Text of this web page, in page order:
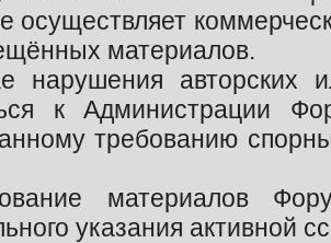
осуществляет
материалов.
нарушения авторских
к Администрации
требованию
материалов
указания активной